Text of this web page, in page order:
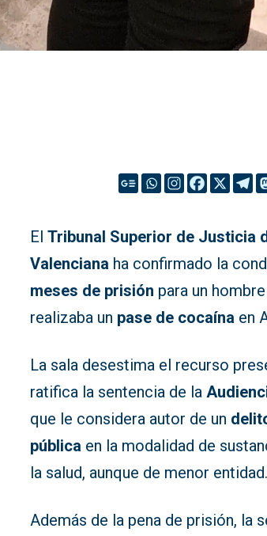
ElTribunal Superior de Justicia
Valenciana ha confirmado la
meses de prisión para un
realizaba un pase de cocaína en
La sala desestima el recurso
ratifica la sentencia de la
que le considera autor de un
pública en la modalidad de
la salud, aunque de menor entidad.
Además de la pena de prisión, la